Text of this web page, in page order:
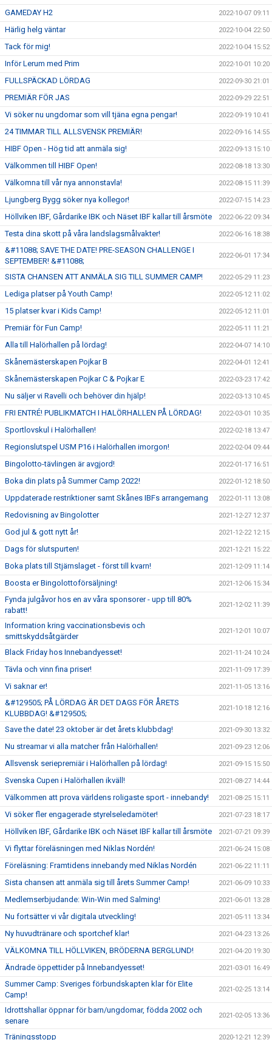
GAMEDAY H2 2022-10-07 09:11
Härlig helg väntar 2022-10-04 22:50
Tack för mig! 2022-10-04 15:52
Inför Lerum med Prim 2022-10-01 10:20
FULLSPÄCKAD LÖRDAG 2022-09-30 21:01
PREMIÄR FÖR JAS 2022-09-29 22:51
Vi söker nu ungdomar som vill tjäna egna pengar! 2022-09-19 10:41
24 TIMMAR TILL ALLSVENSK PREMIÄR! 2022-09-16 14:55
HIBF Open - Hög tid att anmäla sig! 2022-09-13 15:10
Välkommen till HIBF Open! 2022-08-18 13:30
Välkomna till vår nya annonstavla! 2022-08-15 11:39
Ljungberg Bygg söker nya kollegor! 2022-07-15 14:23
Höllviken IBF, Gårdarike IBK och Näset IBF kallar till årsmöte 2022-06-22 09:34
Testa dina skott på våra landslagsmålvakter! 2022-06-16 18:38
&#11088; SAVE THE DATE! PRE-SEASON CHALLENGE I
SEPTEMBER! &#11088;
2022-06-01 17:34
SISTA CHANSEN ATT ANMÄLA SIG TILL SUMMER CAMP! 2022-05-29 11:23
Lediga platser på Youth Camp! 2022-05-12 11:02
15 platser kvar i Kids Camp! 2022-05-12 11:01
Premiär för Fun Camp! 2022-05-11 11:21
Alla till Halörhallen på lördag! 2022-04-07 14:10
Skånemästerskapen Pojkar B 2022-04-01 12:41
Skånemästerskapen Pojkar C & Pojkar E 2022-03-23 17:42
Nu säljer vi Ravelli och behöver din hjälp! 2022-03-13 10:45
FRI ENTRÉ! PUBLIKMATCH I HALÖRHALLEN PÅ LÖRDAG! 2022-03-01 10:35
Sportlovskul i Halörhallen! 2022-02-18 13:47
Regionslutspel USM P16 i Halörhallen imorgon! 2022-02-04 09:44
Bingolotto-tävlingen är avgjord! 2022-01-17 16:51
Boka din plats på Summer Camp 2022! 2022-01-12 18:50
Uppdaterade restriktioner samt Skånes IBFs arrangemang 2022-01-11 13:08
Redovisning av Bingolotter 2021-12-27 12:37
God jul & gott nytt år! 2021-12-22 12:15
Dags för slutspurten! 2021-12-21 15:22
Boka plats till Stjärnslaget - först till kvarn! 2021-12-09 11:14
Boosta er Bingolottoförsäljning! 2021-12-06 15:34
Fynda julgåvor hos en av våra sponsorer - upp till 80%
rabatt!
2021-12-02 11:39
Information kring vaccinationsbevis och
smittskyddsåtgärder
2021-12-01 10:07
Black Friday hos Innebandyesset! 2021-11-24 10:24
Tävla och vinn fina priser! 2021-11-09 17:39
Vi saknar er! 2021-11-05 13:16
&#129505; PÅ LÖRDAG ÄR DET DAGS FÖR ÅRETS
KLUBBDAG! &#129505;
2021-10-18 12:16
Save the date! 23 oktober är det årets klubbdag! 2021-09-30 13:32
Nu streamar vi alla matcher från Halörhallen! 2021-09-23 12:06
Allsvensk seriepremiär i Halörhallen på lördag! 2021-09-15 15:50
Svenska Cupen i Halörhallen ikväll! 2021-08-27 14:44
Välkommen att prova världens roligaste sport - innebandy! 2021-08-25 15:11
Vi söker fler engagerade styrelseledamöter! 2021-07-23 18:17
Höllviken IBF, Gårdarike IBK och Näset IBF kallar till årsmöte 2021-07-21 09:39
Vi flyttar föreläsningen med Niklas Nordén! 2021-06-24 15:08
Föreläsning: Framtidens innebandy med Niklas Nordén 2021-06-22 11:11
Sista chansen att anmäla sig till årets Summer Camp! 2021-06-09 10:33
Medlemserbjudande: Win-Win med Salming! 2021-06-01 13:28
Nu fortsätter vi vår digitala utveckling! 2021-05-11 13:34
Ny huvudtränare och sportchef klar! 2021-04-23 13:26
VÄLKOMNA TILL HÖLLVIKEN, BRÖDERNA BERGLUND! 2021-04-20 19:30
Ändrade öppettider på Innebandyesset! 2021-03-01 16:49
Summer Camp: Sveriges förbundskapten klar för Elite
Camp!
2021-02-25 13:14
Idrottshallar öppnar för barn/ungdomar, födda 2002 och
senare
2021-02-05 13:36
Träningsstopp 2020-12-21 12:39